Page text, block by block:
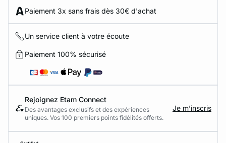
Paiement 3x sans frais dès 30€ d'achat
Un service client à votre écoute
Paiement 100% sécurisé
Rejoignez Etam Connect
Des avantages exclusifs et des expériences
uniques. Vos 100 premiers points fidélités offerts.
Je m’inscris